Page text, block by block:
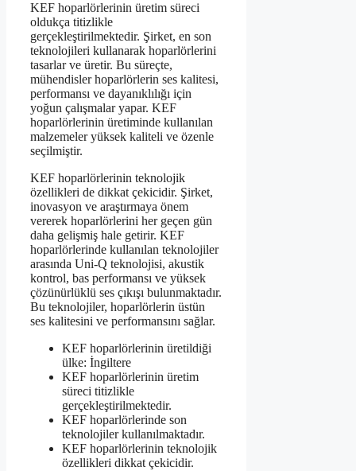
KEF hoparlörlerinin üretim süreci
oldukça titizlikle
gerçekleştirilmektedir. Şirket, en son
teknolojileri kullanarak hoparlörlerini
tasarlar ve üretir. Bu süreçte,
mühendisler hoparlörlerin ses kalitesi,
performansı ve dayanıklılığı için
yoğun çalışmalar yapar. KEF
hoparlörlerinin üretiminde kullanılan
malzemeler yüksek kaliteli ve özenle
seçilmiştir.
KEF hoparlörlerinin teknolojik
özellikleri de dikkat çekicidir. Şirket,
inovasyon ve araştırmaya önem
vererek hoparlörlerini her geçen gün
daha gelişmiş hale getirir. KEF
hoparlörlerinde kullanılan teknolojiler
arasında Uni-Q teknolojisi, akustik
kontrol, bas performansı ve yüksek
çözünürlüklü ses çıkışı bulunmaktadır.
Bu teknolojiler, hoparlörlerin üstün
ses kalitesini ve performansını sağlar.
KEF hoparlörlerinin üretildiği
ülke: İngiltere
KEF hoparlörlerinin üretim
süreci titizlikle
gerçekleştirilmektedir.
KEF hoparlörlerinde son
teknolojiler kullanılmaktadır.
KEF hoparlörlerinin teknolojik
özellikleri dikkat çekicidir.